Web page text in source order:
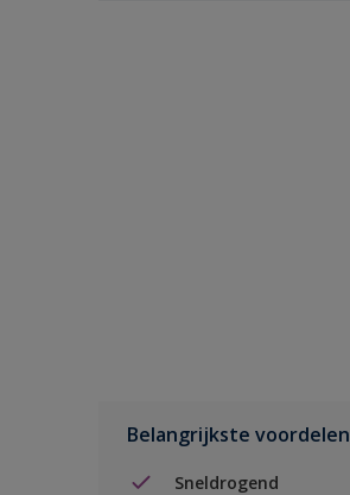
Belangrijkste voordelen
Sneldrogend